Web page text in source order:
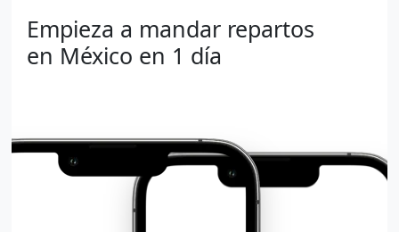
Empieza a mandar repartos
en México en 1 día